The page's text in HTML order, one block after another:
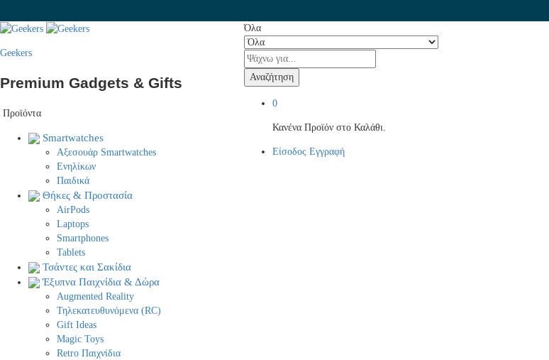
Geekers
Premium Gadgets & Gifts
Προϊόντα
Smartwatches
Αξεσουάρ Smartwatches
Ενηλίκων
Παιδικά
Θήκες & Προστασία
AirPods
Laptops
Smartphones
Tablets
Τσάντες και Σακίδια
Έξυπνα Παιχνίδια & Δώρα
Augmented Reality
Τηλεκατευθυνόμενα (RC)
Gift Ideas
Magic Toys
Retro Παιχνίδια
Όλα
Αναζήτηση
0
Κανένα Προϊόν στο Καλάθι.
Είσοδος Εγγραφή